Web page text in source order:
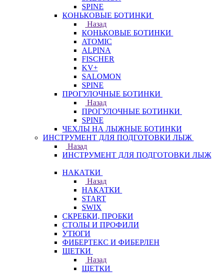
SPINE
КОНЬКОВЫЕ БОТИНКИ
Назад
КОНЬКОВЫЕ БОТИНКИ
ATOMIC
ALPINA
FISCHER
KV+
SALOMON
SPINE
ПРОГУЛОЧНЫЕ БОТИНКИ
Назад
ПРОГУЛОЧНЫЕ БОТИНКИ
SPINE
ЧЕХЛЫ НА ЛЫЖНЫЕ БОТИНКИ
ИНСТРУМЕНТ ДЛЯ ПОДГОТОВКИ ЛЫЖ
Назад
ИНСТРУМЕНТ ДЛЯ ПОДГОТОВКИ ЛЫЖ
НАКАТКИ
Назад
НАКАТКИ
START
SWIX
СКРЕБКИ, ПРОБКИ
СТОЛЫ И ПРОФИЛИ
УТЮГИ
ФИБЕРТЕКС И ФИБЕРЛЕН
ЩЕТКИ
Назад
ЩЕТКИ